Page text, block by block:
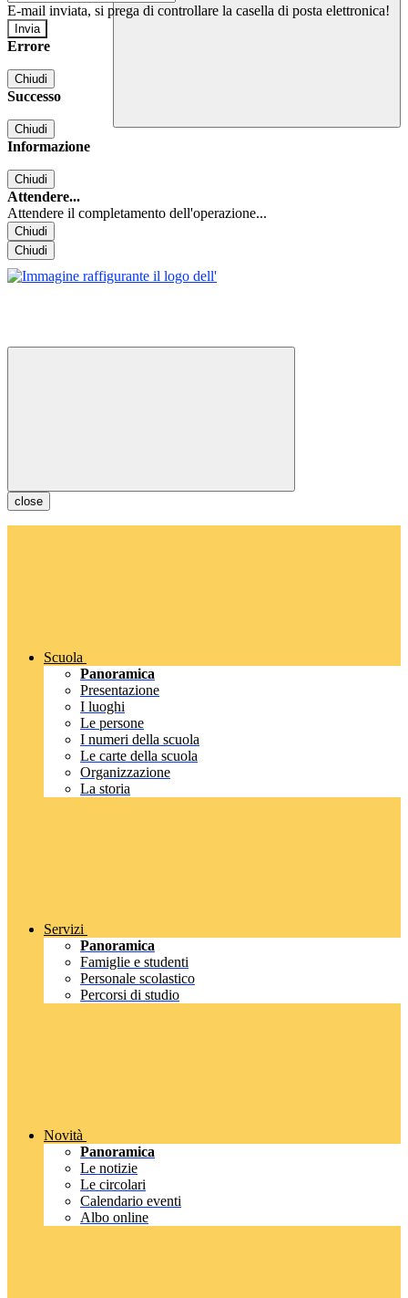
E-mail inviata, si prega di controllare la casella di posta elettronica!
Errore
Chiudi
Successo
Chiudi
Informazione
Chiudi
Attendere...
Attendere il completamento dell'operazione...
Chiudi
Chiudi
close
Scuola
Panoramica
Presentazione
I luoghi
Le persone
I numeri della scuola
Le carte della scuola
Organizzazione
La storia
Servizi
Panoramica
Famiglie e studenti
Personale scolastico
Percorsi di studio
Novità
Panoramica
Le notizie
Le circolari
Calendario eventi
Albo online